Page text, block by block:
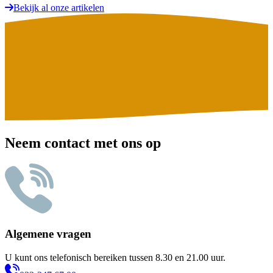
Bekijk al onze artikelen
Neem contact met ons op
Algemene vragen
U kunt ons telefonisch bereiken tussen 8.30 en 21.00 uur.